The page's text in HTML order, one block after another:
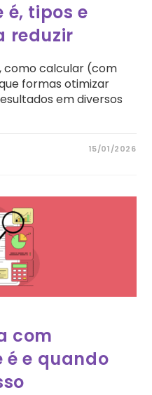
é, tipos e
reduzir
como calcular (com
formas otimizar
em diversos
15/01/2026
com
é e quando